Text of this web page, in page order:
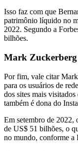
Isso faz com que
patrimônio líquido no
2022. Segundo a
bilhões.
Mark Zuckerberg
Por fim, vale citar
para os usuários de
dos sites mais
também é dona do
Em setembro de
de US$ 51 bilhões, o
no mundo, conforme a